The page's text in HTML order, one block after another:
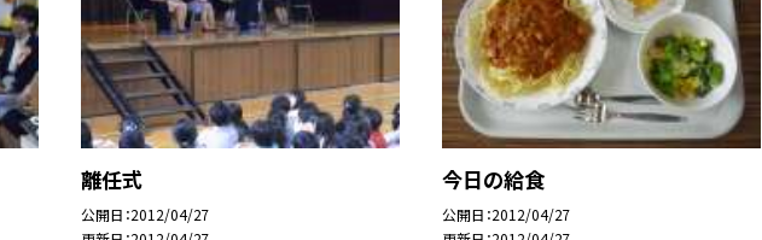
離任式
公開日 2012/04/27
今日の給食
公開日 2012/04/27